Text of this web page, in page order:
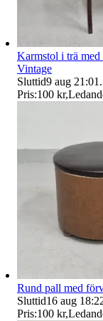
Karmstol i trä
Vintage
Sluttid9 aug 21:01 .
Pris:100 kr,
Rund pall med
Sluttid16 aug
Pris:100 kr,